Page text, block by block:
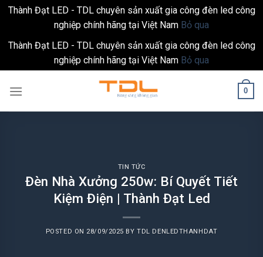
Thành Đạt LED - TDL chuyên sản xuất gia công đèn led công
nghiệp chính hãng tại Việt Nam Bỏ qua
Thành Đạt LED - TDL chuyên sản xuất gia công đèn led công
nghiệp chính hãng tại Việt Nam Bỏ qua
0
TIN TỨC
Đèn Nhà Xưởng 250w: Bí Quyết Tiết
Kiệm Điện | Thành Đạt Led
POSTED ON 28/09/2025 BYTDL DENLEDTHANHDAT